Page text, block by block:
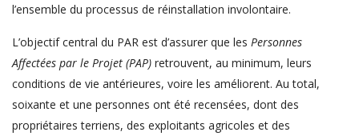
l’ensemble du processus de réinstallation involontaire.
L’objectif central du PAR est d’assurer que les Personnes
Affectées par le Projet (PAP) retrouvent, au minimum, leurs
conditions de vie antérieures, voire les améliorent. Au total,
soixante et une personnes ont été recensées, dont des
propriétaires terriens, des exploitants agricoles et des